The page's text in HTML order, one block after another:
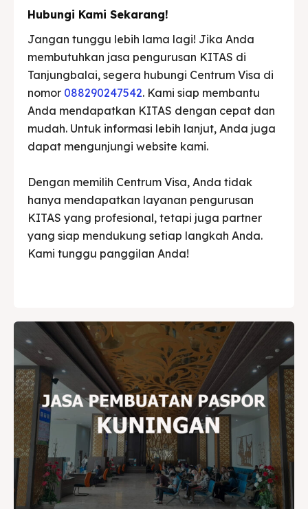
Hubungi Kami Sekarang!
Jangan tunggu lebih lama lagi! Jika Anda
membutuhkan jasa pengurusan KITAS di
Tanjungbalai, segera hubungi Centrum Visa di
nomor 088290247542. Kami siap membantu
Anda mendapatkan KITAS dengan cepat dan
mudah. Untuk informasi lebih lanjut, Anda juga
dapat mengunjungi website kami.
Dengan memilih Centrum Visa, Anda tidak
hanya mendapatkan layanan pengurusan
KITAS yang profesional, tetapi juga partner
yang siap mendukung setiap langkah Anda.
Kami tunggu panggilan Anda!